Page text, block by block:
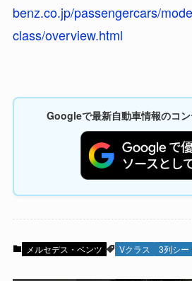
benz.co.jp/passengercars/
class/overview.html
Googleで最新自動車情報のコ
メルセデス・ベンツ Vクラス 3列シー